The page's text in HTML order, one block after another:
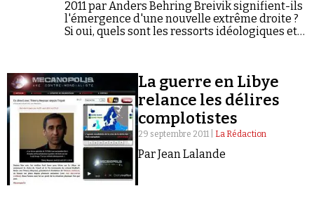
Se connecter
2011 par Anders Behring Breivik signifient-ils
l'émergence d'une nouvelle extrême droite ?
Si oui, quels sont les ressorts idéologiques et
La guerre en Libye
relance les délires
complotistes
29 septembre 2011 | La Rédaction
Par Jean Lalande